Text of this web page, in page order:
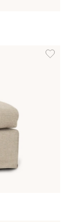
i dessa färger:
Lägg
färger: